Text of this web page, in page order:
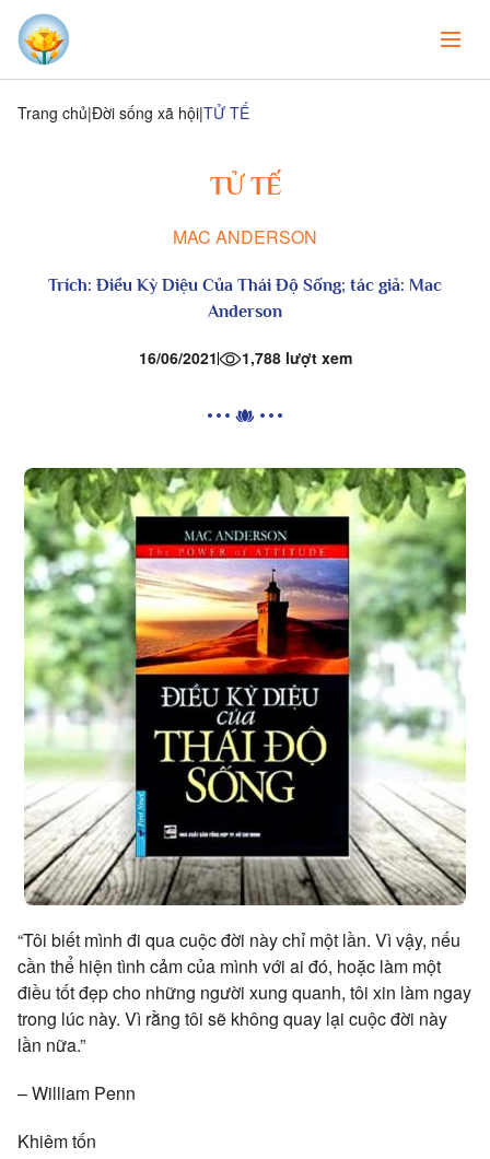
Trang chủ Đời sống xã hội TỬ TẾ
TỬ TẾ
MAC ANDERSON
Trích: Điều Kỳ Diệu Của Thái Độ Sống; tác giả: Mac
Anderson
16/06/2021 1,788 lượt xem
“Tôi biết mình đi qua cuộc đời này chỉ một lần. Vì vậy, nếu
cần thể hiện tình cảm của mình với ai đó, hoặc làm một
điều tốt đẹp cho những người xung quanh, tôi xin làm ngay
trong lúc này. Vì rằng tôi sẽ không quay lại cuộc đời này
lần nữa.”
– William Penn
Khiêm tốn